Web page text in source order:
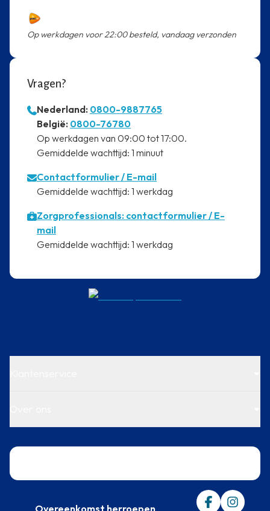
Op werkdagen voor 22:00 besteld, vandaag verzonden
Vragen?
Nederland: 0800-9887765
⁠België: 0800-76780
⁠Op werkdagen van 09:00 tot 17:00.
⁠Gemiddelde wachttijd: 1 minuut
Contactformulier/ E-mail
⁠Gemiddelde wachttijd: 1 werkdag
Zorgprofessionals: contactformulier / E-
mail
⁠Gemiddelde wachttijd: 1 werkdag
Overeenkomst herroepen